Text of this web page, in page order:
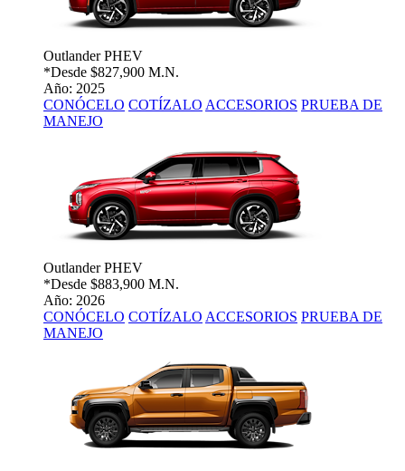
Outlander PHEV
*Desde $827,900 M.N.
Año: 2025
CONÓCELO COTÍZALO ACCESORIOS PRUEBA DE
MANEJO
Outlander PHEV
*Desde $883,900 M.N.
Año: 2026
CONÓCELO COTÍZALO ACCESORIOS PRUEBA DE
MANEJO